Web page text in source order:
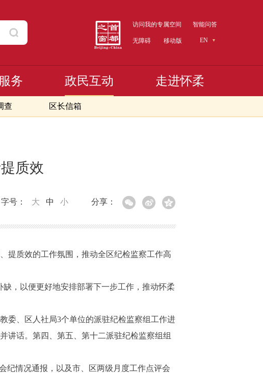
访问我的专属空间 智能问答
无障碍 移动版 EN
务 政民互动
查 区长信箱
走进怀柔
质效
分享：
字号： 大 中 小
质效的工作氛围，推动全区纪检监察工作高
，以便更好地安排部署下一步工作，推动怀柔
、区人社局3个单位的派驻纪检监察组工作进
讲话。第四、第五、第十二派驻纪检监察组组
情况通报，以及市、区两级月度工作点评会